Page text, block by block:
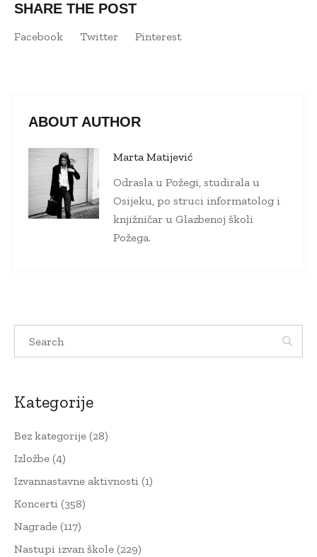
SHARE THE POST
Facebook Twitter Pinterest
ABOUT AUTHOR
Marta Matijević
Odrasla u Požegi, studirala u
Osijeku, po struci informatolog i
knjižničar u Glazbenoj školi
Požega.
Kategorije
Bez kategorije (28)
Izložbe (4)
Izvannastavne aktivnosti (1)
Koncerti (358)
Nagrade (117)
Nastupi izvan škole (229)